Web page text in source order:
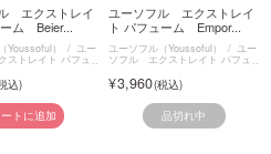
エクストレイ
ーム Beier...
Youssoful） ユー
ストレイト パフュ
ートに追加
ユーソフル エクストレイ
ト パフューム Empor...
ユーソフル（Youssoful） ユー
ソフル エクストレイト パフュ
3,960
品切れ中